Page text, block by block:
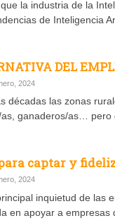
la industria de la
de Inteligencia
DEL
2024
décadas las zonas
ganaderos/as… pero
para captar y
2024
inquietud de las
en apoyar a